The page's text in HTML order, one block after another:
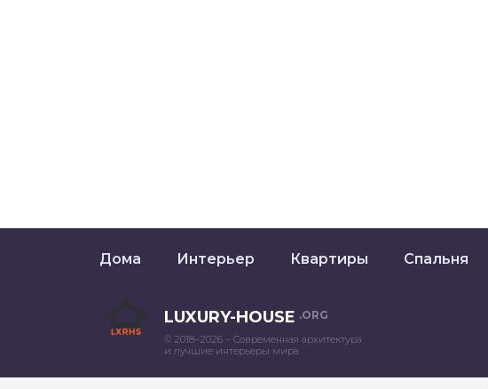
Дома Интерьер Квартиры Спальня
LUXURY-HOUSE .ORG
© 2018–2026 – Современная архитектура
и лучшие интерьеры мира